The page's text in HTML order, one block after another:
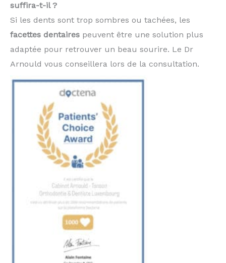
suffira-t-il ?
Si les dents sont trop sombres ou tachées, les
facettes dentaires peuvent être une solution plus
adaptée pour retrouver un beau sourire. Le Dr
Arnould vous conseillera lors de la consultation.